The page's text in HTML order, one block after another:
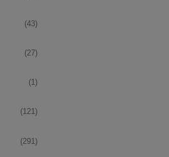
(43)
(27)
(1)
(121)
(291)